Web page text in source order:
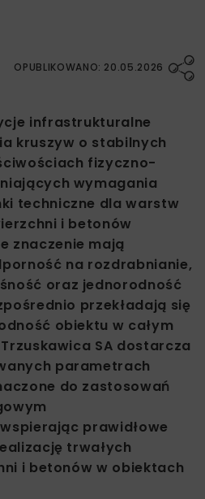
OPUBLIKOWANO: 20.05.2026
infrastrukturalne
kruszyw o stabilnych
fizyczno-
wymagania
techniczne dla warstw
i betonów
znaczenie mają
na rozdrabnianie,
oraz jednorodność
przekładają się
obiektu w całym
SA dostarcza
parametrach
do zastosowań
prawidłowe
trwałych
i betonów w obiektach